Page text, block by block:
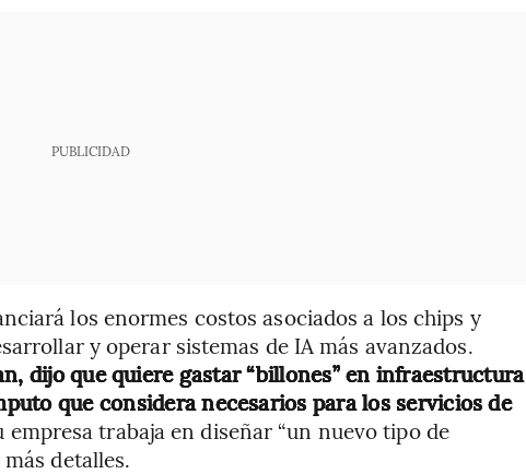
PUBLICIDAD
los enormes costos asociados a los chips y
y operar sistemas de IA más avanzados.
dijo que quiere gastar “billones” en infraestructura
que considera necesarios para los servicios de
trabaja en diseñar “un nuevo tipo de
detalles.